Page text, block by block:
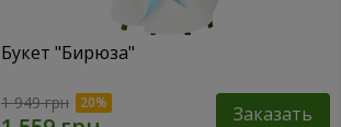
Букет "Бирюза"
1 949 грн Заказать